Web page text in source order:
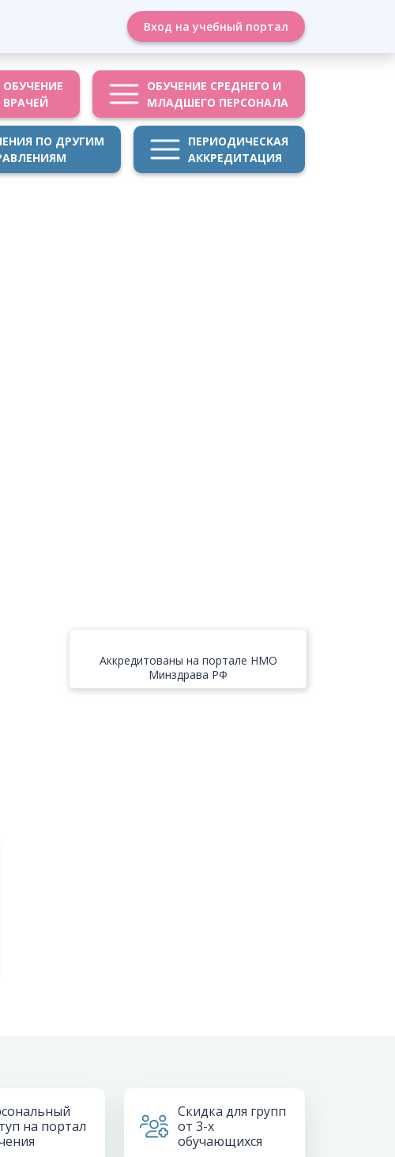
Вход на учебный портал
ОБУЧЕНИЕ
ВРАЧЕЙ
ОБУЧЕНИЕ СРЕДНЕГО И
МЛАДШЕГО ПЕРСОНАЛА
ПО ДРУГИМ
ПЕРИОДИЧЕСКАЯ
АККРЕДИТАЦИЯ
Аккредитованы на портале НМО
Минздрава РФ
на портал
Скидка для групп
от 3-х
обучающихся